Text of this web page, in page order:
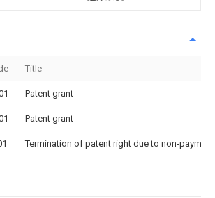
Title
Patent grant
Patent grant
Termination of patent right due to non-